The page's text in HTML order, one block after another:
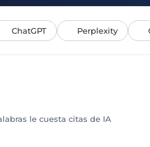
ChatGPT Perplexity
le cuesta citas de IA